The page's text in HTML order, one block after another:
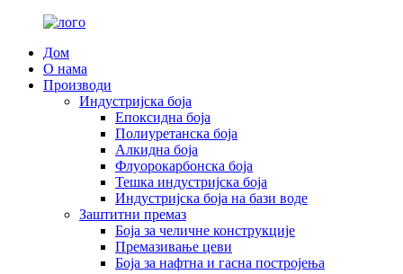
Дом
О нама
Производи
Индустријска боја
Епоксидна боја
Полиуретанска боја
Алкидна боја
Флуорокарбонска боја
Тешка индустријска боја
Индустријска боја на бази воде
Заштитни премаз
Боја за челичне конструкције
Премазивање цеви
Боја за нафтна и гасна постројења